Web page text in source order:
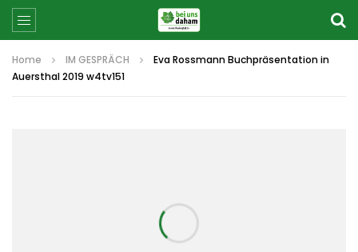
Home IM GESPRÄCH
Eva Rossmann Buchpräsentation in
Auersthal 2019 w4tv151